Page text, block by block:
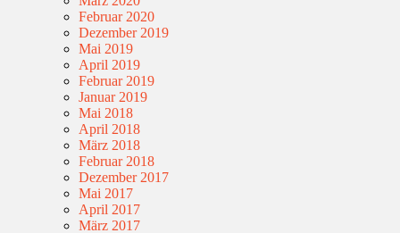
Februar 2020
Dezember 2019
Mai 2019
April 2019
Februar 2019
Januar 2019
Mai 2018
April 2018
März 2018
Februar 2018
Dezember 2017
Mai 2017
April 2017
März 2017